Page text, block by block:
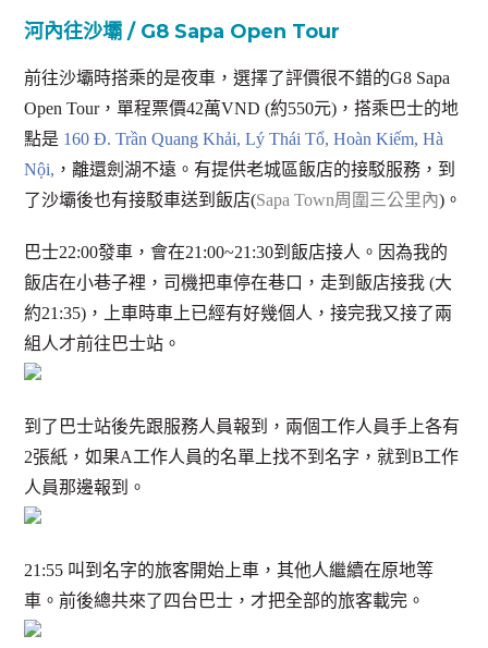
河內往沙壩 / G8 Sapa Open Tour
前往沙壩時搭乘的是夜車，選擇了評價很不錯的G8 Sapa
Open Tour，單程票價42萬VND (約550元)，搭乘巴士的地
點是 160 Đ. Trần Quang Khải, Lý Thái Tổ, Hoàn Kiếm, Hà
Nội, ，離還劍湖不遠。有提供老城區飯店的接駁服務，到
了沙壩後也有接駁車送到飯店(Sapa Town周圍三公里內)。
巴士22:00發車，會在21:00~21:30到飯店接人。因為我的
飯店在小巷子裡，司機把車停在巷口，走到飯店接我 (大
約21:35)，上車時車上已經有好幾個人，接完我又接了兩
組人才前往巴士站。
到了巴士站後先跟服務人員報到，兩個工作人員手上各有
2張紙，如果A工作人員的名單上找不到名字，就到B工作
人員那邊報到。
21:55 叫到名字的旅客開始上車，其他人繼續在原地等
車。前後總共來了四台巴士，才把全部的旅客載完。